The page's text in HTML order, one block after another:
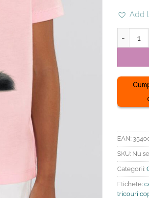
Add
EAN:
SKU: Nu
Categorii:
Etichete:
tricouri